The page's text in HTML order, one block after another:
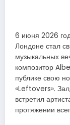
6 июня 2026
Лондоне стал
музыкальных
композитор
публике свою
«Leftovers».
встретил
протяжении